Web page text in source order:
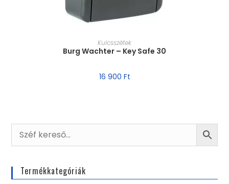
MÉRET VÁLASZTÁSA
Kulcsszéfek
Burg Wachter – Key Safe 30
16 900 Ft
Termékkategóriák